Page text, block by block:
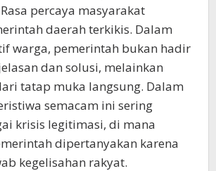
percaya masyarakat
daerah terkikis. Dalam
warga, pemerintah bukan hadir
dan solusi, melainkan
tatap muka langsung. Dalam
semacam ini sering
krisis legitimasi, di mana
dipertanyakan karena
kegelisahan rakyat.